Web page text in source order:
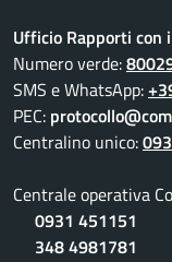
Ufficio Rapporti con
Numero verde:
SMS e WhatsApp:
PEC:
Centralino unico:
Centrale operativa
0931 451151
348 4981781